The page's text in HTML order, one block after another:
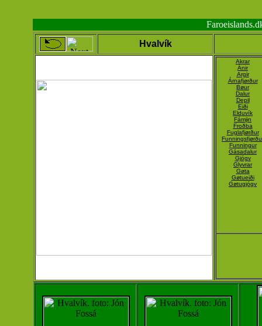
Hvalvík
Akrar
Ánir
Argir
Árnafjørður
Bøur
Dalur
Depil
Eiði
Elduvík
Fámjin
Froðba
Fuglafjørður
Funningur
Gásadalur
Gjógv
Glyvrar
Gøta
Gøtueiði
Gøtugjógv